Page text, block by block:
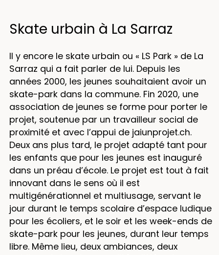
Skate urbain à La Sarraz
Il y encore le skate urbain ou « LS Park » de La
Sarraz qui a fait parler de lui. Depuis les
années 2000, les jeunes souhaitaient avoir un
skate-park dans la commune. Fin 2020, une
association de jeunes se forme pour porter le
projet, soutenue par un travailleur social de
proximité et avec l’appui de jaiunprojet.ch.
Deux ans plus tard, le projet adapté tant pour
les enfants que pour les jeunes est inauguré
dans un préau d’école. Le projet est tout à fait
innovant dans le sens où il est
multigénérationnel et multiusage, servant le
jour durant le temps scolaire d’espace ludique
pour les écoliers, et le soir et les week-ends de
skate-park pour les jeunes, durant leur temps
libre. Même lieu, deux ambiances, deux